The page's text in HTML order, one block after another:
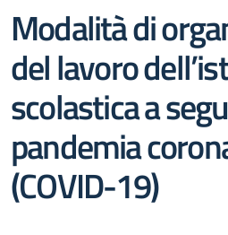
Modalità di
del lavoro
scolastica a
pandemia
(COVID-19)